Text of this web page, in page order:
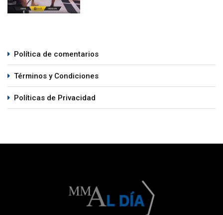
Política de comentarios
Términos y Condiciones
Políticas de Privacidad